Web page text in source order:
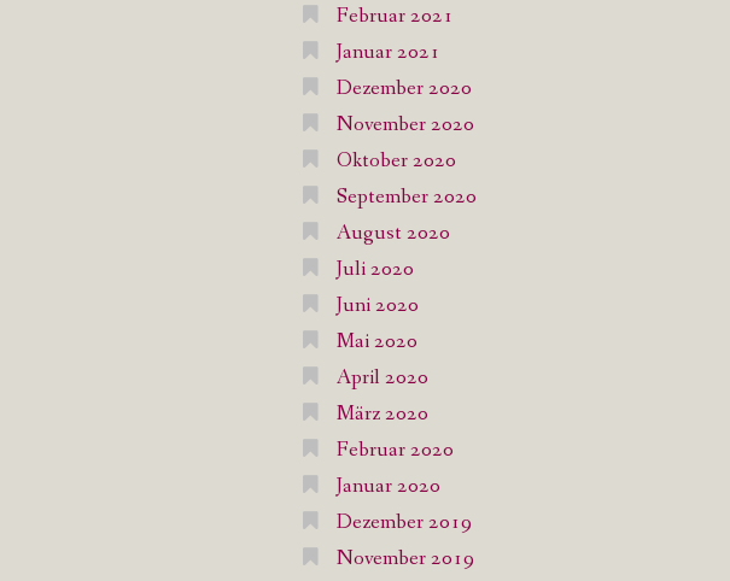
Februar 2021
Januar 2021
Dezember 2020
November 2020
Oktober 2020
September 2020
August 2020
Juli 2020
Juni 2020
Mai 2020
April 2020
März 2020
Februar 2020
Januar 2020
Dezember 2019
November 2019